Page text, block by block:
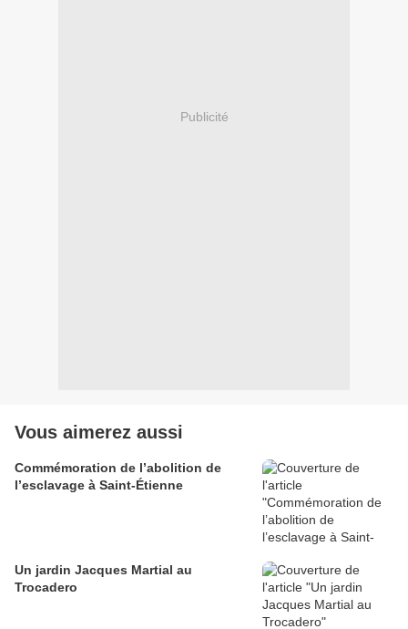
Publicité
Vous aimerez aussi
Commémoration de l’abolition de
l’esclavage à Saint-Étienne
Un jardin Jacques Martial au
Trocadero